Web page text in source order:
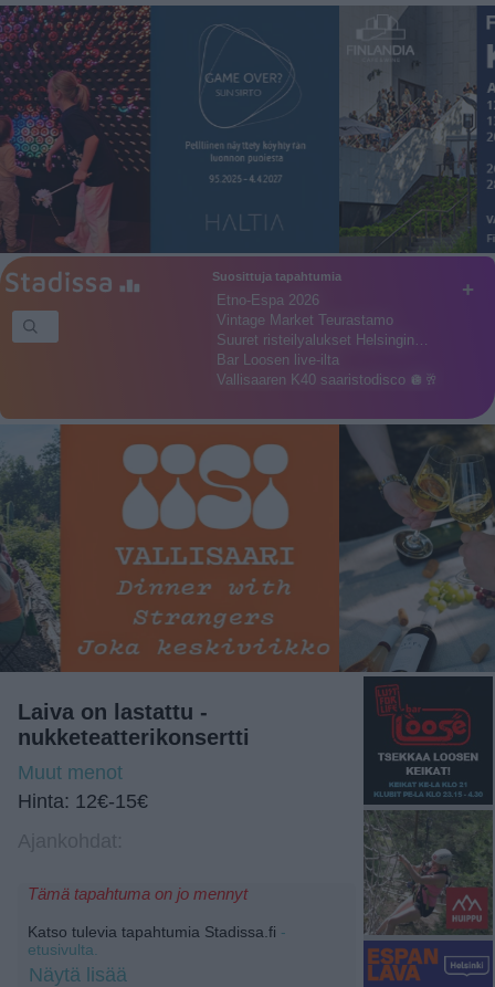
+
Suosittuja tapahtumia
Etno-Espa 2026
Vintage Market Teurastamo
Suuret risteilyalukset Helsingin…
Bar Loosen live-ilta
Vallisaaren K40 saaristodisco 🪩🥂
Laiva on lastattu -
nukketeatterikonsertti
Muut menot
Hinta: 12€-15€
Tämä tapahtuma on jo mennyt
Katso tulevia tapahtumia Stadissa.fi -
etusivulta.
Näytä lisää